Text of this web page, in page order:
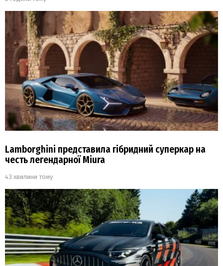
Lamborghini представила гібридний суперкар на
честь легендарної Miura
43 хвилини тому